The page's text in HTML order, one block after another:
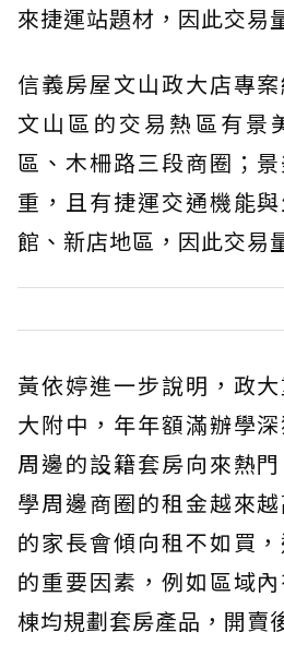
來捷運站題材，因此交易
信義房屋文山政大店專
文山區的交易熱區有景
區、木柵路三段商圈；
重，且有捷運交通機能
館、新店地區，因此交易
黃依婷進一步說明，政
大附中，年年額滿辦學
周邊的設籍套房向來熱
學周邊商圈的租金越來
的家長會傾向租不如買
的重要因素，例如區域
棟均規劃套房產品，開賣